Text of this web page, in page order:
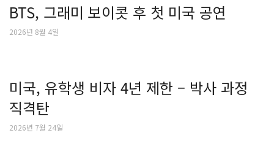
BTS, 그래미 보이콧 후 첫 미국 공연
2026년 8월 4일
미국, 유학생 비자 4년 제한 – 박사 과정
직격탄
2026년 7월 24일